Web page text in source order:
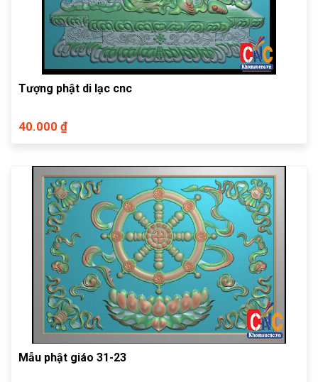
Tượng phật di lạc cnc
40.000 ₫
Mẫu phật giáo 31-23